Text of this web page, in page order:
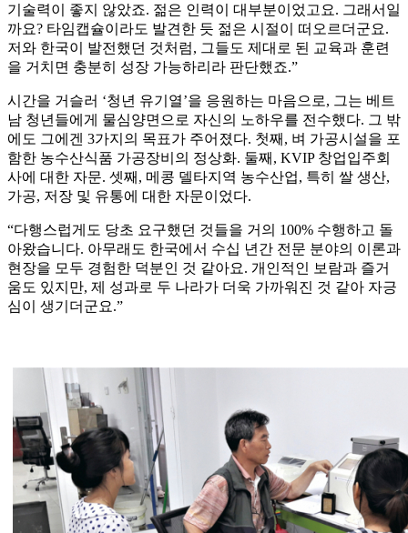
기술력이 좋지 않았죠. 젊은 인력이 대부분이었고요. 그래서일
까요? 타임캡슐이라도 발견한 듯 젊은 시절이 떠오르더군요.
저와 한국이 발전했던 것처럼, 그들도 제대로 된 교육과 훈련
을 거치면 충분히 성장 가능하리라 판단했죠.”
시간을 거슬러 ‘청년 유기열’을 응원하는 마음으로, 그는 베트
남 청년들에게 물심양면으로 자신의 노하우를 전수했다. 그 밖
에도 그에겐 3가지의 목표가 주어졌다. 첫째, 벼 가공시설을 포
함한 농수산식품 가공장비의 정상화. 둘째, KVIP 창업입주회
사에 대한 자문. 셋째, 메콩 델타지역 농수산업, 특히 쌀 생산,
가공, 저장 및 유통에 대한 자문이었다.
“다행스럽게도 당초 요구했던 것들을 거의 100% 수행하고 돌
아왔습니다. 아무래도 한국에서 수십 년간 전문 분야의 이론과
현장을 모두 경험한 덕분인 것 같아요. 개인적인 보람과 즐거
움도 있지만, 제 성과로 두 나라가 더욱 가까워진 것 같아 자긍
심이 생기더군요.”